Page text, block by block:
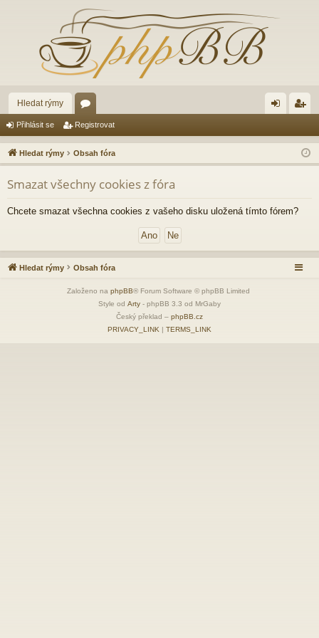
Hledat rýmy
ór
a lá
sit
ist
ro
Přihlásit se Registrovat
Hledat rýmy Obsah fóra
Smazat všechny cookies z fóra
Chcete smazat všechna cookies z vašeho disku uložená tímto fórem?
Hledat rýmy Obsah fóra
Založeno na phpBB® Forum Software © phpBB Limited
Style od Arty - phpBB 3.3 od MrGaby
Český překlad – phpBB.cz
PRIVACY_LINK | TERMS_LINK